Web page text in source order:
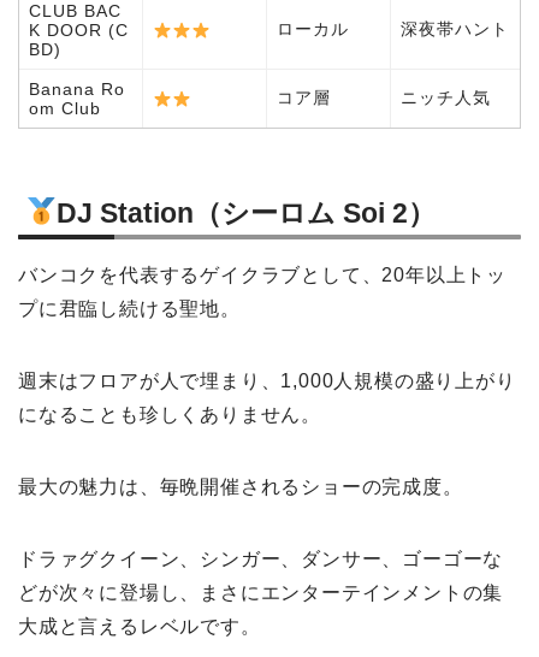
CLUB BAC
K DOOR (C
BD)
ローカル 深夜帯ハント
Banana Ro
om Club
コア層 ニッチ人気
DJ Station（シーロム Soi 2）
バンコクを代表するゲイクラブとして、20年以上トッ
プに君臨し続ける聖地。
週末はフロアが人で埋まり、1,000人規模の盛り上がり
になることも珍しくありません。
最大の魅力は、毎晩開催されるショーの完成度。
ドラァグクイーン、シンガー、ダンサー、ゴーゴーな
どが次々に登場し、まさにエンターテインメントの集
大成と言えるレベルです。